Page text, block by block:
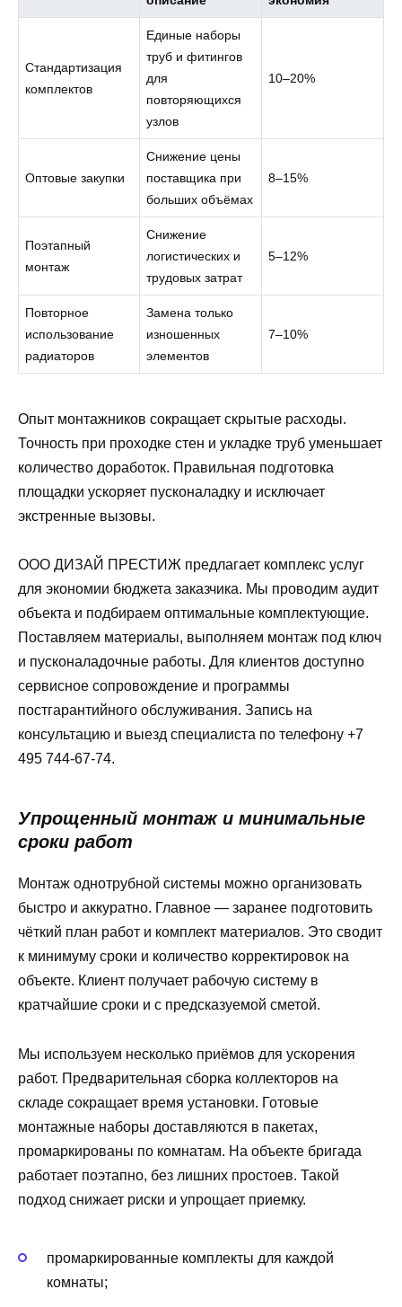
Стандартизация
комплектов
Единые наборы
труб и фитингов
для
повторяющихся
узлов
10–20%
Оптовые закупки
Снижение цены
поставщика при
больших объёмах
8–15%
Поэтапный
монтаж
Снижение
логистических и
трудовых затрат
5–12%
Повторное
использование
радиаторов
Замена только
изношенных
элементов
7–10%
Опыт монтажников сокращает скрытые расходы.
Точность при проходке стен и укладке труб уменьшает
количество доработок. Правильная подготовка
площадки ускоряет пусконаладку и исключает
экстренные вызовы.
ООО ДИЗАЙ ПРЕСТИЖ предлагает комплекс услуг
для экономии бюджета заказчика. Мы проводим аудит
объекта и подбираем оптимальные комплектующие.
Поставляем материалы, выполняем монтаж под ключ
и пусконаладочные работы. Для клиентов доступно
сервисное сопровождение и программы
постгарантийного обслуживания. Запись на
консультацию и выезд специалиста по телефону +7
495 744-67-74.
Упрощенный монтаж и минимальные
сроки работ
Монтаж однотрубной системы можно организовать
быстро и аккуратно. Главное — заранее подготовить
чёткий план работ и комплект материалов. Это сводит
к минимуму сроки и количество корректировок на
объекте. Клиент получает рабочую систему в
кратчайшие сроки и с предсказуемой сметой.
Мы используем несколько приёмов для ускорения
работ. Предварительная сборка коллекторов на
складе сокращает время установки. Готовые
монтажные наборы доставляются в пакетах,
промаркированы по комнатам. На объекте бригада
работает поэтапно, без лишних простоев. Такой
подход снижает риски и упрощает приемку.
промаркированные комплекты для каждой
комнаты;